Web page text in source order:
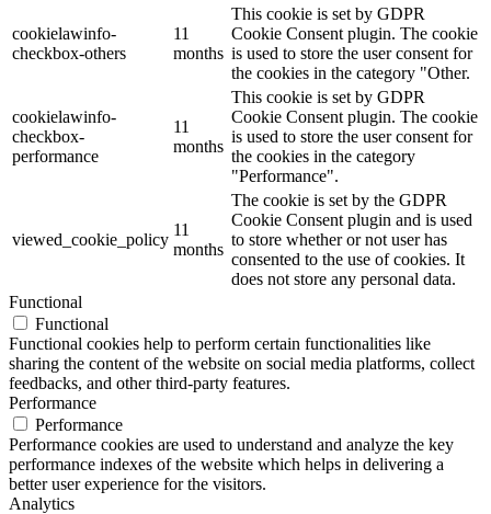
cookielawinfo-
checkbox-others
11
months
This cookie is set by GDPR
Cookie Consent plugin. The cookie
is used to store the user consent for
the cookies in the category "Other.
cookielawinfo-
checkbox-
performance
11
months
This cookie is set by GDPR
Cookie Consent plugin. The cookie
is used to store the user consent for
the cookies in the category
"Performance".
viewed_cookie_policy
11
months
The cookie is set by the GDPR
Cookie Consent plugin and is used
to store whether or not user has
consented to the use of cookies. It
does not store any personal data.
Functional
Functional
Functional cookies help to perform certain functionalities like
sharing the content of the website on social media platforms, collect
feedbacks, and other third-party features.
Performance
Performance
Performance cookies are used to understand and analyze the key
performance indexes of the website which helps in delivering a
better user experience for the visitors.
Analytics